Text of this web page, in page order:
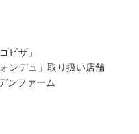
ピザ」
ンデュ」取り扱い店舗
ンファーム